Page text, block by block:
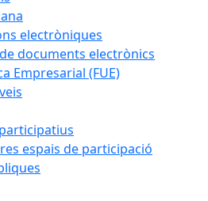
electròniques
documents electrònics
Empresarial (FUE)
espais de participació